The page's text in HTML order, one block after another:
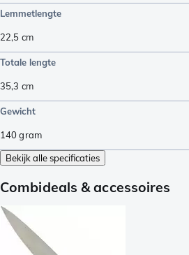
Lemmetlengte
22,5 cm
Totale lengte
35,3 cm
Gewicht
140gram
Bekijk alle specificaties
Combideals & accessoires